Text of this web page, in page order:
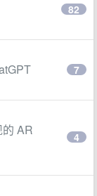
82
7
AR
4